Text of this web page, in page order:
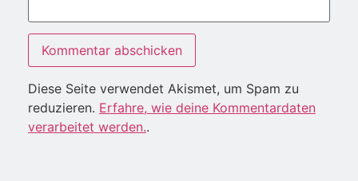
Diese Seite verwendet Akismet, um Spam zu
reduzieren. Erfahre, wie deine Kommentardaten
verarbeitet werden..